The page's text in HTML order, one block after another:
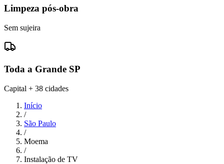
Limpeza pós-obra
Sem sujeira
Toda a Grande SP
Capital + 38 cidades
Início
/
São Paulo
/
Moema
/
Instalação de TV